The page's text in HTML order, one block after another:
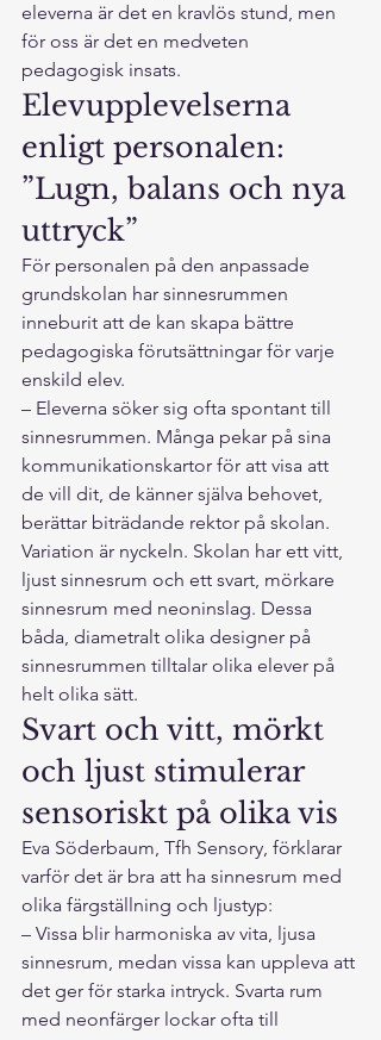
eleverna är det en kravlös stund, men
för oss är det en medveten
pedagogisk insats.
Elevupplevelserna
enligt personalen:
”Lugn, balans och nya
uttryck”
För personalen på den anpassade
grundskolan har sinnesrummen
inneburit att de kan skapa bättre
pedagogiska förutsättningar för varje
enskild elev.
– Eleverna söker sig ofta spontant till
sinnesrummen. Många pekar på sina
kommunikationskartor för att visa att
de vill dit, de känner själva behovet,
berättar biträdande rektor på skolan.
Variation är nyckeln. Skolan har ett vitt,
ljust sinnesrum och ett svart, mörkare
sinnesrum med neoninslag. Dessa
båda, diametralt olika designer på
sinnesrummen tilltalar olika elever på
helt olika sätt.
Svart och vitt, mörkt
och ljust stimulerar
sensoriskt på olika vis
Eva Söderbaum, Tfh Sensory, förklarar
varför det är bra att ha sinnesrum med
olika färgställning och ljustyp:
– Vissa blir harmoniska av vita, ljusa
sinnesrum, medan vissa kan uppleva att
det ger för starka intryck. Svarta rum
med neonfärger lockar ofta till